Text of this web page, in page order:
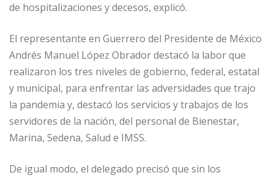
de hospitalizaciones y decesos, explicó.
El representante en Guerrero del Presidente de México
Andrés Manuel López Obrador destacó la labor que
realizaron los tres niveles de gobierno, federal, estatal
y municipal, para enfrentar las adversidades que trajo
la pandemia y, destacó los servicios y trabajos de los
servidores de la nación, del personal de Bienestar,
Marina, Sedena, Salud e IMSS.
De igual modo, el delegado precisó que sin los